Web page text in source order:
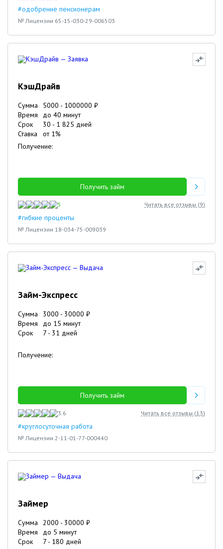
#одобрение пенсионерам
№ Лицензии 65-15-030-29-006503
КэшДрайв
Сумма 5000 - 1000000 ₽
Время
до 40 минут
Срок
30 - 1 825 дней
Ставка
от 1%
Получение:
Получить займ
5 Читать все отзывы (9)
#гибкие проценты
№ Лицензии 18-034-75-009039
Займ-Экспресс
Сумма 3000 - 30000 ₽
Время
до 15 минут
Срок
7 - 31 дней
Получение:
Получить займ
3.6 Читать все отзывы (13)
#круглосуточная работа
№ Лицензии 2-11-01-77-000440
Займер
Сумма 2000 - 30000 ₽
Время
до 5 минут
Срок
7 - 180 дней